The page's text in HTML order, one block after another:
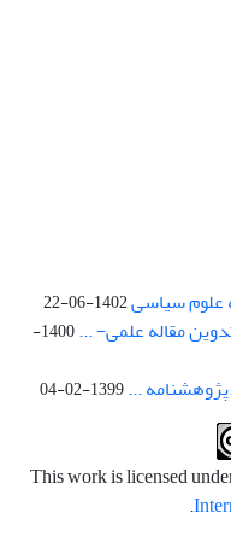
علوم سیاسی1402-06-22
مقاله علمی- ...
1400-
...
1399-02-04
This work is licensed
.